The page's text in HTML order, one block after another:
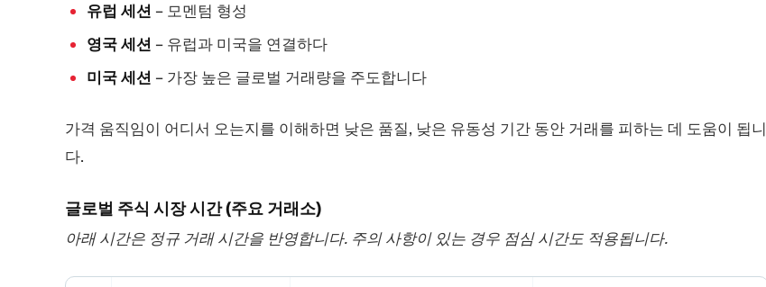
유럽 세션 – 모멘텀 형성
영국 세션 – 유럽과 미국을 연결하다
미국 세션 – 가장 높은 글로벌 거래량을 주도합니다
가격 움직임이 어디서 오는지를 이해하면 낮은 품질, 낮은 유동성 기간 동안 거래를 피하는 데 도움이 됩니
다.
글로벌 주식 시장 시간 (주요 거래소)
아래 시간은 정규 거래 시간을 반영합니다. 주의 사항이 있는 경우 점심 시간도 적용됩니다.